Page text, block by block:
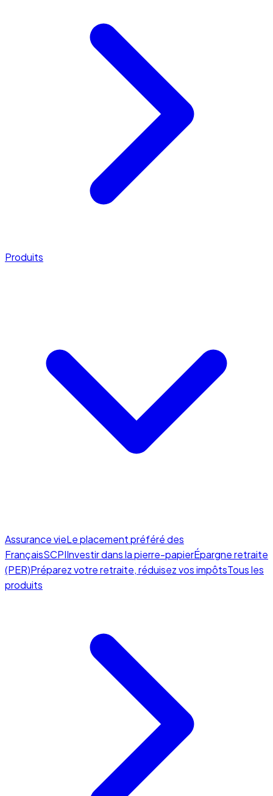
Produits
Assurance vieLe placement préféré des
FrançaisSCPIInvestir dans la pierre-papierÉpargne retraite
(PER)Préparez votre retraite, réduisez vos impôtsTous les
produits